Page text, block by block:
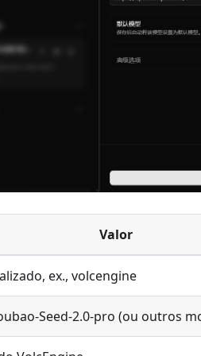
Valor
ex., volcengine
Seed-2.0-pro (ou outros